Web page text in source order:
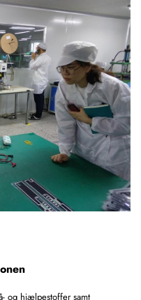
og hjælpestoffer samt